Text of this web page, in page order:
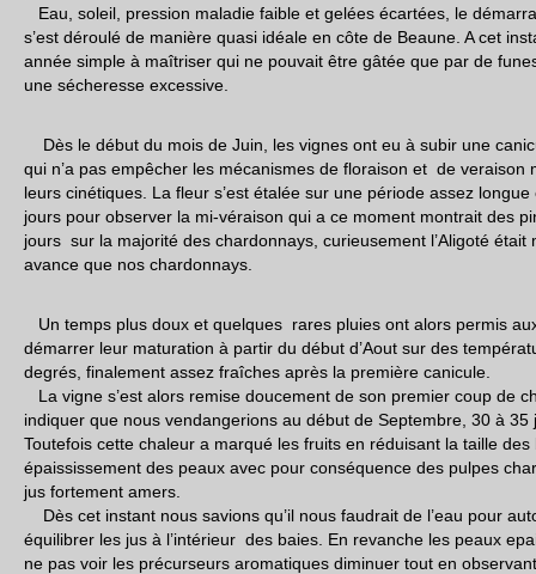
Eau, soleil, pression maladie faible et gelées écartées, le
s’est déroulé de manière quasi idéale en côte de Beaune. A cet
année simple à maîtriser qui ne pouvait être gâtée que par de
une sécheresse excessive.
Dès le début du mois de Juin, les vignes ont eu à subir une
qui n’a pas empêcher les mécanismes de floraison et de veraison
leurs cinétiques. La fleur s’est étalée sur une période assez
jours pour observer la mi-véraison qui a ce moment montrait des
jours sur la majorité des chardonnays, curieusement l’Aligoté était
avance que nos chardonnays.
Un temps plus doux et quelques rares pluies ont alors permis
démarrer leur maturation à partir du début d’Aout sur des
degrés, finalement assez fraîches après la première canicule.
La vigne s’est alors remise doucement de son premier coup de
indiquer que nous vendangerions au début de Septembre, 30 à
Toutefois cette chaleur a marqué les fruits en réduisant la taille
épaississement des peaux avec pour conséquence des pulpes
jus fortement amers.
Dès cet instant nous savions qu’il nous faudrait de l’eau pour
équilibrer les jus à l’intérieur des baies. En revanche les peaux
ne pas voir les précurseurs aromatiques diminuer tout en